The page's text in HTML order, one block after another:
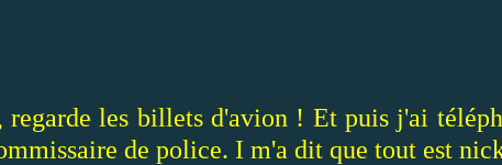
les billets d'avion ! Et puis j'ai
de police. I m'a dit que tout est